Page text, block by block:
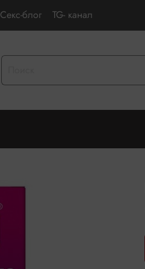
Секс-блог TG- канал